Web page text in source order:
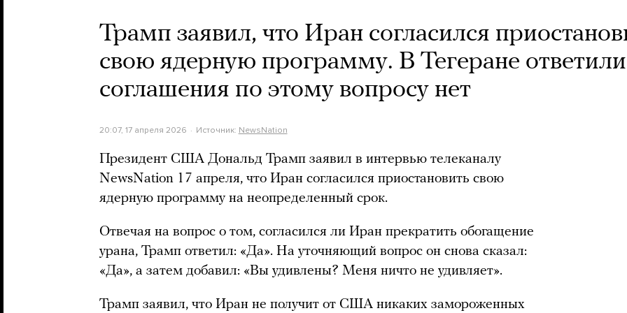
Трамп заявил, что Иран согласился
свою ядерную программу. В Тегеране
соглашения по этому вопросу нет
20:07, 17 апреля 2026 Источник: NewsNation
Президент США Дональд Трамп заявил в интервью телеканалу
NewsNation 17 апреля, что Иран согласился приостановить свою
ядерную программу на неопределенный срок.
Отвечая на вопрос о том, согласился ли Иран прекратить обогащение
урана, Трамп ответил: «Да». На уточняющий вопрос он снова сказал:
«Да», а затем добавил: «Вы удивлены? Меня ничто не удивляет».
Трамп заявил, что Иран не получит от США никаких замороженных